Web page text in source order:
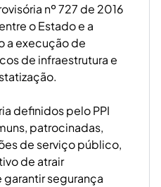
nº 727 de 2016
o Estado e a
a execução de
de infraestrutura e
definidos pelo PPI
patrocinadas,
de serviço público,
de atrair
segurança